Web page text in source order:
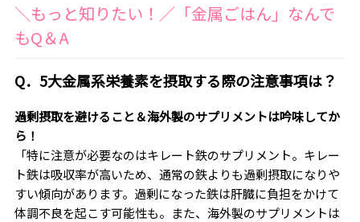
＼もっと知りたい！／「金属ごはん」なんで
もQ＆A
Q．5大金属系栄養素を摂取する際の注意事項は？
過剰摂取を避けること＆海外製のサプリメントは吟味してか
ら！
「特に注意が必要なのはキレート鉄のサプリメント。キレー
ト鉄は吸収率が高いため、通常の鉄よりも過剰摂取になりや
すい傾向があります。過剰になった鉄は肝臓に負担をかけて
体調不良を起こす可能性も。また、海外製のサプリメントは